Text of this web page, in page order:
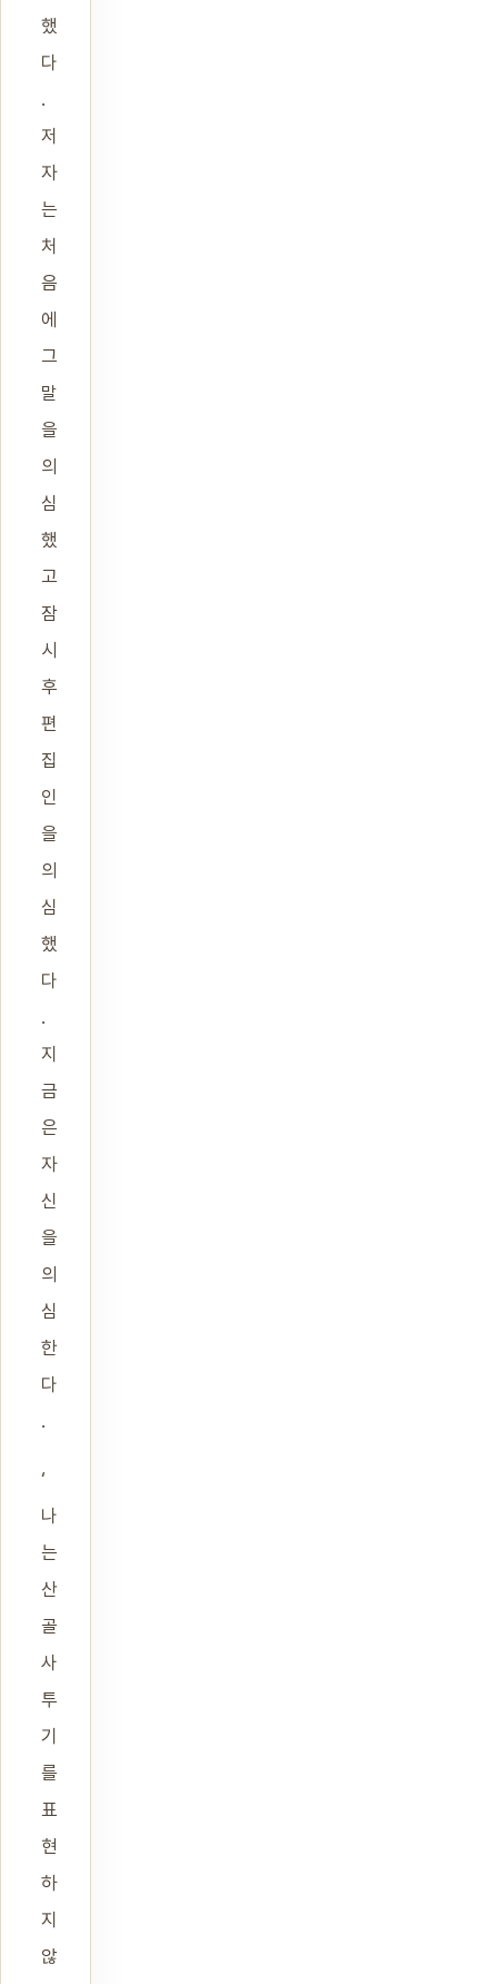
했
다
.
저
자
는
처
음
에
그
말
을
의
심
했
고
잠
시
후
편
집
인
을
의
심
했
다
.
지
금
은
자
신
을
의
심
한
다
.
‘
나
는
산
골
사
투
기
를
표
현
하
지
않